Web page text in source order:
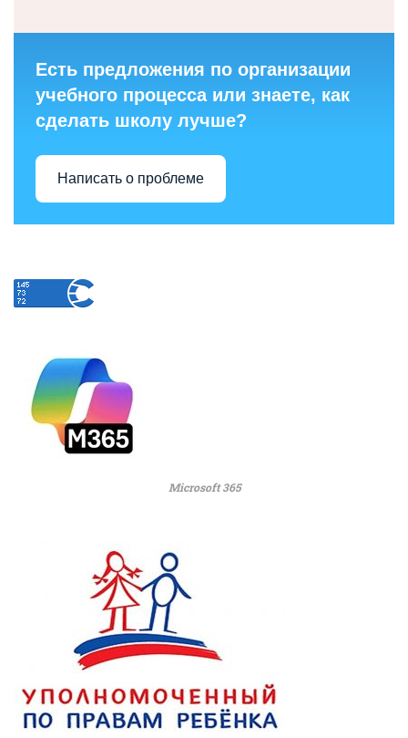
Есть предложения по организации
учебного процесса или знаете, как
сделать школу лучше?
Написать о проблеме
Microsoft 365